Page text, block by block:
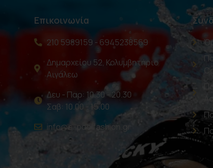
Επικοινωνία
210 5989159 - 6945238569
Δημαρχείου 52, Κολυμβητήριο
Αιγάλεω
Δευ - Παρ: 10.30 - 20.30
Σαβ: 10.00 - 15.00
info@e-poolfashion.gr